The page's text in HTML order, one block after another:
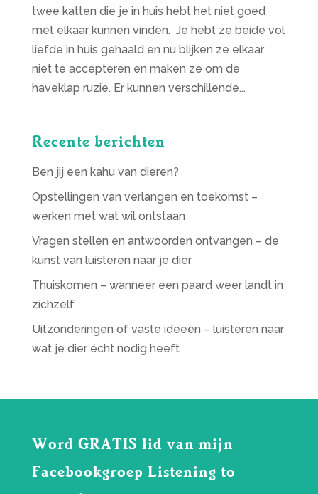
twee katten die je in huis hebt het niet goed
met elkaar kunnen vinden. Je hebt ze beide vol
liefde in huis gehaald en nu blijken ze elkaar
niet te accepteren en maken ze om de
haveklap ruzie. Er kunnen verschillende...
Recente berichten
Ben jij een kahu van dieren?
Opstellingen van verlangen en toekomst –
werken met wat wil ontstaan
Vragen stellen en antwoorden ontvangen – de
kunst van luisteren naar je dier
Thuiskomen – wanneer een paard weer landt in
zichzelf
Uitzonderingen of vaste ideeën – luisteren naar
wat je dier écht nodig heeft
Word GRATIS lid van mijn
Facebookgroep Listening to